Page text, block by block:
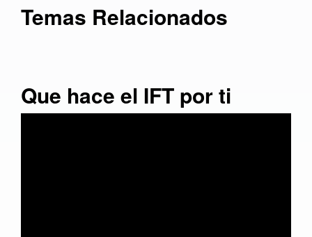
Temas Relacionados
Que hace el IFT por ti